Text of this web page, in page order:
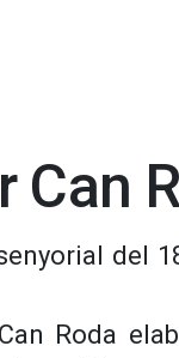
Can
del
Roda